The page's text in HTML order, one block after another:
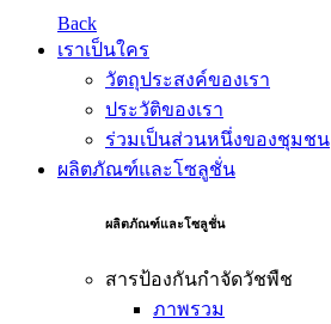
Back
เราเป็นใคร
วัตถุประสงค์ของเรา
ประวัติของเรา
ร่วมเป็นส่วนหนึ่งของชุมชน
ผลิตภัณฑ์และโซลูชั่น
ผลิตภัณฑ์และโซลูชั่น
สารป้องกันกำจัดวัชพืช
ภาพรวม